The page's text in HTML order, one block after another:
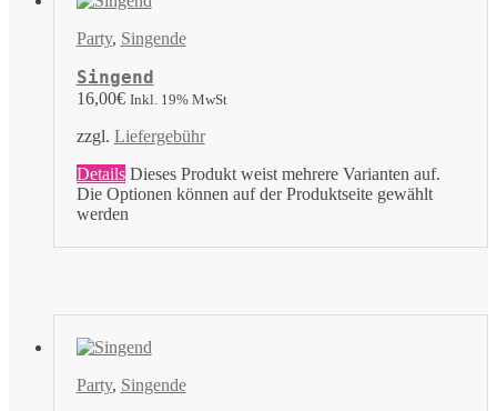
Party, Singende
Singend
16,00€ Inkl. 19% MwSt
zzgl. Liefergebühr
Details Dieses Produkt weist mehrere Varianten auf.
Die Optionen können auf der Produktseite gewählt
werden
Party, Singende